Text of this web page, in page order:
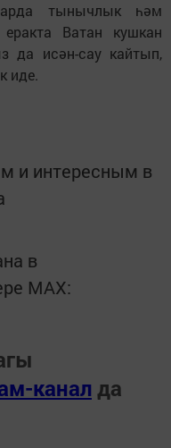
тынычлык һәм
Ватан кушкан
да исән-сау кайтып,
иде.
и интересным в
в
MАХ:
канал да